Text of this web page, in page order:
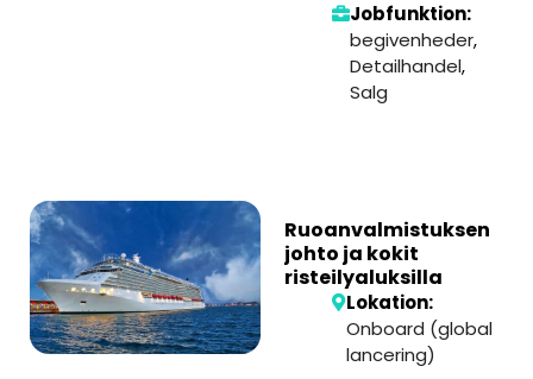
Jobfunktion:
begivenheder,
Detailhandel,
Salg
Ruoanvalmistuksen
johto ja kokit
risteilyaluksilla
Lokation:
Onboard (global
lancering)